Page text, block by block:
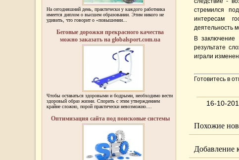
стремился
интересам
деятельность
В заключение
результате
играли
Готовитесь в
16-10-
Похожие
Добавление
На сегодняшний день, практически у каждого работника
имеется диплом о высшем образовании. Этим никого не
удивить, что говорит о «повышении...
Беговые дорожки прекрасного качества
можно заказать на globalsport.com.ua
Чтобы оставаться здоровыми и бодрыми, необходимо вести
здоровый образ жизни. Спорить с этим утверждением
крайне сложно, порой практически невозможно....
Оптимизация сайта под поисковые системы